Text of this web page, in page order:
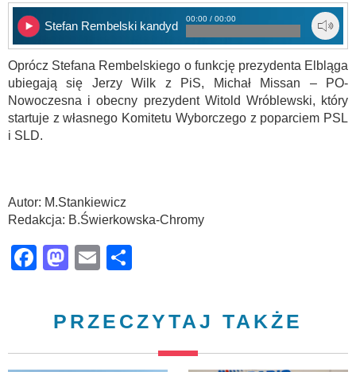
Stefan Rembelski kandydatem na prezydenta
00:00 / 00:00
Oprócz Stefana Rembelskiego o funkcję prezydenta Elbląga
ubiegają się Jerzy Wilk z PiS, Michał Missan – PO-
Nowoczesna i obecny prezydent Witold Wróblewski, który
startuje z własnego Komitetu Wyborczego z poparciem PSL
i SLD.
Autor: M.Stankiewicz
Redakcja: B.Świerkowska-Chromy
Facebook
Mastodon
Email
PRZECZYTAJ TAKŻE